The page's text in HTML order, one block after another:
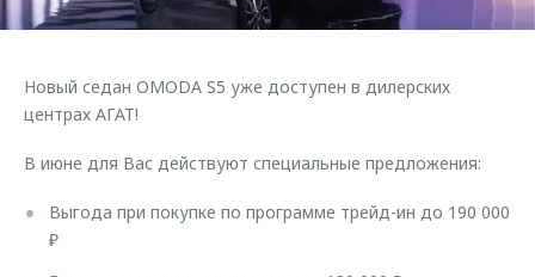
Страхование
Аксессуары
Запчасти
Дополнительная техническая поддержка
Клиентская поддержка
Приложение O&J
Обратная связь
Новый седан OMODA S5 уже доступен в дилерских
центрах АГАТ!
В июне для Вас действуют специальные предложения:
Выгода при покупке по программе трейд-ин до 190 000
₽